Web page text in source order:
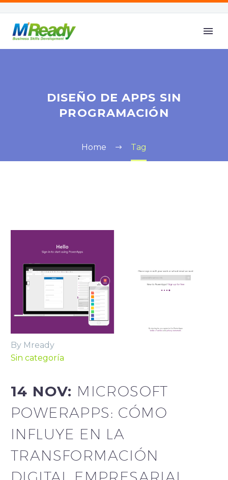
DISEÑO DE APPS SIN
PROGRAMACIÓN
Home Tag
By Mready
Sin categoría
14 NOV: MICROSOFT
POWERAPPS: CÓMO
INFLUYE EN LA
TRANSFORMACIÓN
DIGITAL EMPRESARIAL